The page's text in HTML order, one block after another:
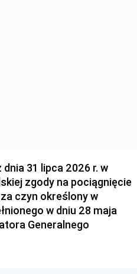
dnia 31 lipca 2026 r. w
zgody na pociągnięcie
czyn określony w
w dniu 28 maja
Generalnego